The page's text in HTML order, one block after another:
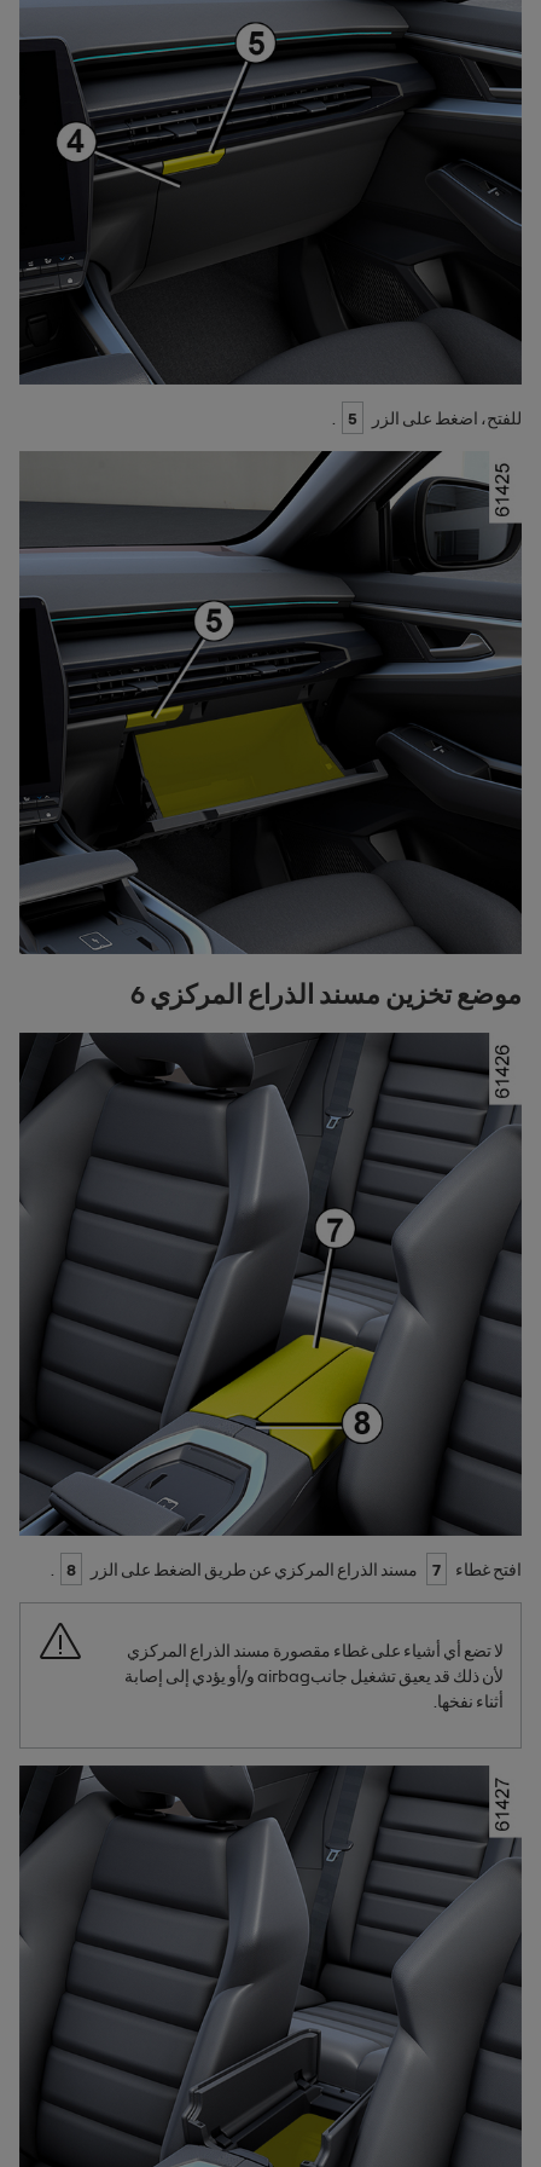
للفتح، اضغط على الزر 5
افتح غطاء 7 مسند الذراع المركزي عن طريق الضغط على الزر 8
لا تضع أي أشياء على غطاء مقصورة مسند الذراع المركزي
لأن ذلك قد يعيق تشغيل جانبairbagو/أو يؤدي إلى إصابة
أثناء نفخها.